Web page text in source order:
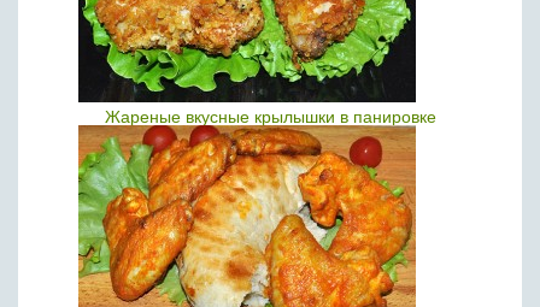
Жареные вкусные крылышки в панировке